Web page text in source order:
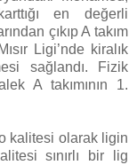
en değerli
çıkıp A takım
Ligi’nde kiralık
sağlandı. Fizik
A takımının 1.
kalitesi olarak ligin
sınırlı bir lig